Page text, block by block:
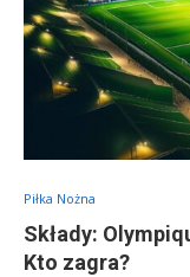
Piłka Nożna
Składy:
Kto zagra?